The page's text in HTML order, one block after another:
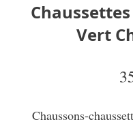
Vert
Chaussons-